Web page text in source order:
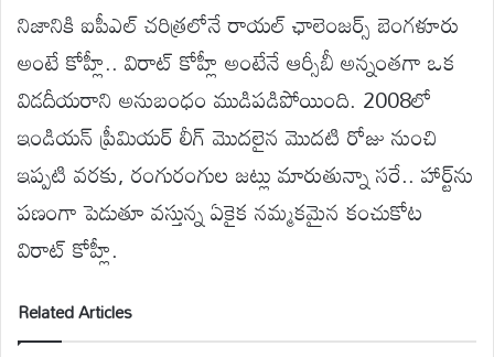
నిజానికి ఐపీఎల్ చరిత్రలోనే రాయల్ ఛాలెంజర్స్ బెంగళూరు
అంటే కోహ్లీ.. విరాట్ కోహ్లీ అంటేనే ఆర్సీబీ అన్నంతగా ఒక
విడదీయరాని అనుబంధం ముడిపడిపోయింది. 2008లో
ఇండియన్ ప్రీమియర్ లీగ్ మొదలైన మొదటి రోజు నుంచి
ఇప్పటి వరకు, రంగురంగుల జట్లు మారుతున్నా సరే.. హార్ట్‌ను
పణంగా పెడుతూ వస్తున్న ఏకైక నమ్మకమైన కంచుకోట
విరాట్ కోహ్లీ.
Related Articles